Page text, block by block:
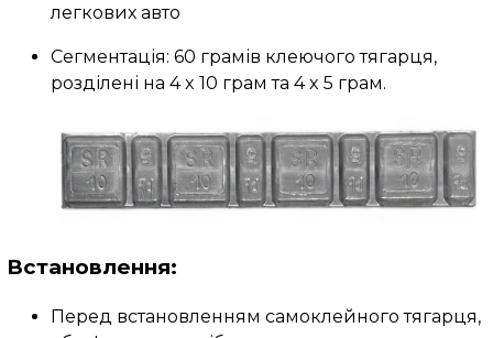
легкових авто
Сегментація: 60 грамів клеючого тягарця,
розділені на 4 x 10 грам та 4 x 5 грам.
Встановлення:
Перед встановленням самоклейного тягарця,